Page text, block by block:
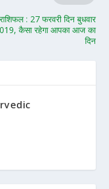
राशिफल : 27 फरवरी दिन बुधवार
कैसा रहेगा आपका आज का
दिन